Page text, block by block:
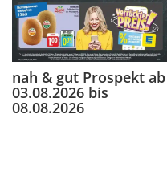
nah & gut Prospekt ab
03.08.2026 bis
08.08.2026